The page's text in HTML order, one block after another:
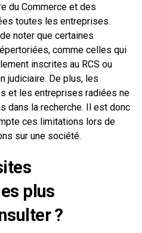
du Commerce et des
toutes les entreprises.
noter que certaines
comme celles qui
inscrites au RCS ou
judiciaire. De plus, les
et les entreprises radiées ne
dans la recherche. Il est donc
ces limitations lors de
sur une société.
plus
?